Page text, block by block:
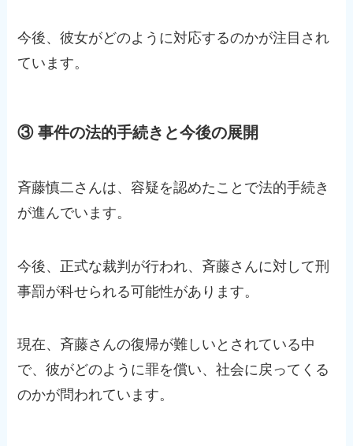
今後、彼女がどのように対応するのかが注目され
ています。
③ 事件の法的手続きと今後の展開
斉藤慎二さんは、容疑を認めたことで法的手続き
が進んでいます。
今後、正式な裁判が行われ、斉藤さんに対して刑
事罰が科せられる可能性があります。
現在、斉藤さんの復帰が難しいとされている中
で、彼がどのように罪を償い、社会に戻ってくる
のかが問われています。